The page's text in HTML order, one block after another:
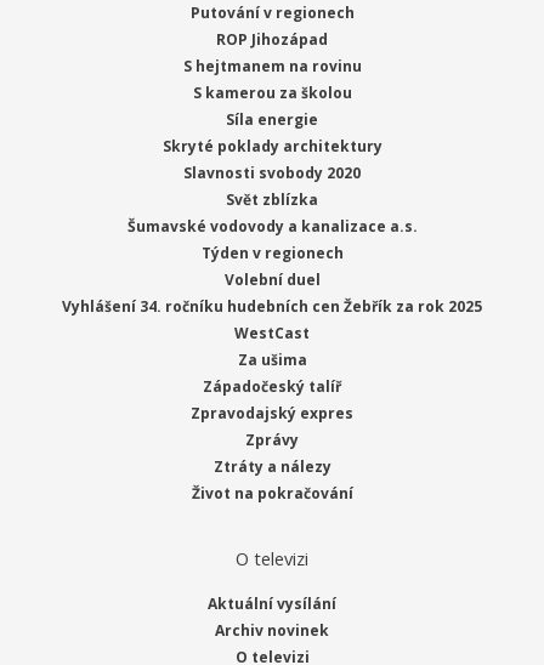
Putování v regionech
ROP Jihozápad
S hejtmanem na rovinu
S kamerou za školou
Síla energie
Skryté poklady architektury
Slavnosti svobody 2020
Svět zblízka
Šumavské vodovody a kanalizace a.s.
Týden v regionech
Volební duel
Vyhlášení 34. ročníku hudebních cen Žebřík za rok 2025
WestCast
Za ušima
Západočeský talíř
Zpravodajský expres
Zprávy
Ztráty a nálezy
Život na pokračování
O televizi
Aktuální vysílání
Archiv novinek
O televizi